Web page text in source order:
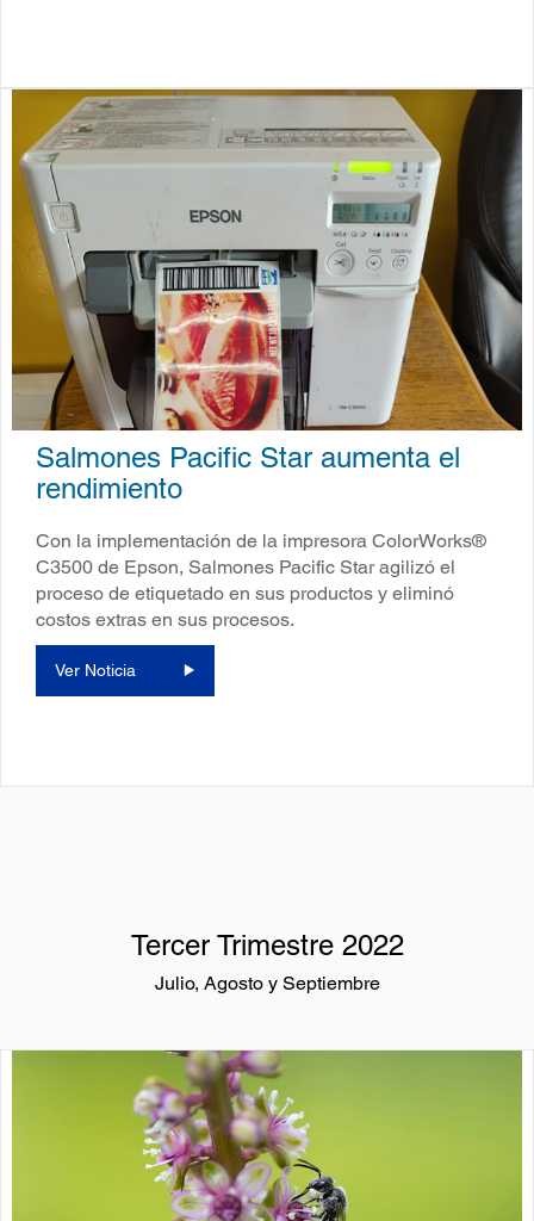
Salmones Pacific Star aumenta el
rendimiento
Con la implementación de la impresora ColorWorks®
C3500 de Epson, Salmones Pacific Star agilizó el
proceso de etiquetado en sus productos y eliminó
costos extras en sus procesos.
Ver Noticia
Tercer Trimestre 2022
Julio, Agosto y Septiembre